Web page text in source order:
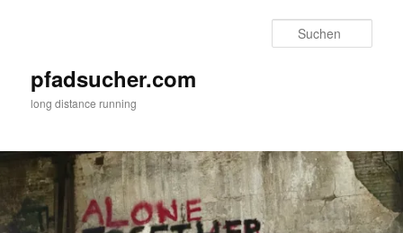
pfadsucher.com
long distance running